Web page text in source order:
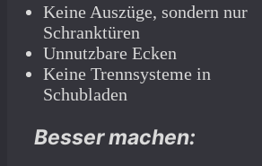
Keine Auszüge, sondern nur
Schranktüren
Unnutzbare Ecken
Keine Trennsysteme in
Schubladen
Besser machen: